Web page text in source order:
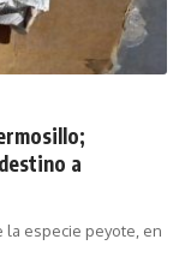
a
la especie peyote, en